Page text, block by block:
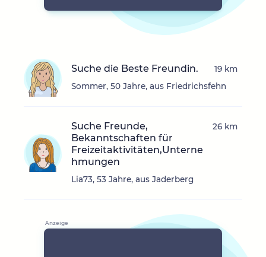
Suche die Beste Freundin.
Sommer, 50 Jahre, aus Friedrichsfehn
19 km
Suche Freunde,
Bekanntschaften für
Freizeitaktivitäten,Unterne
hmungen
Lia73, 53 Jahre, aus Jaderberg
26 km